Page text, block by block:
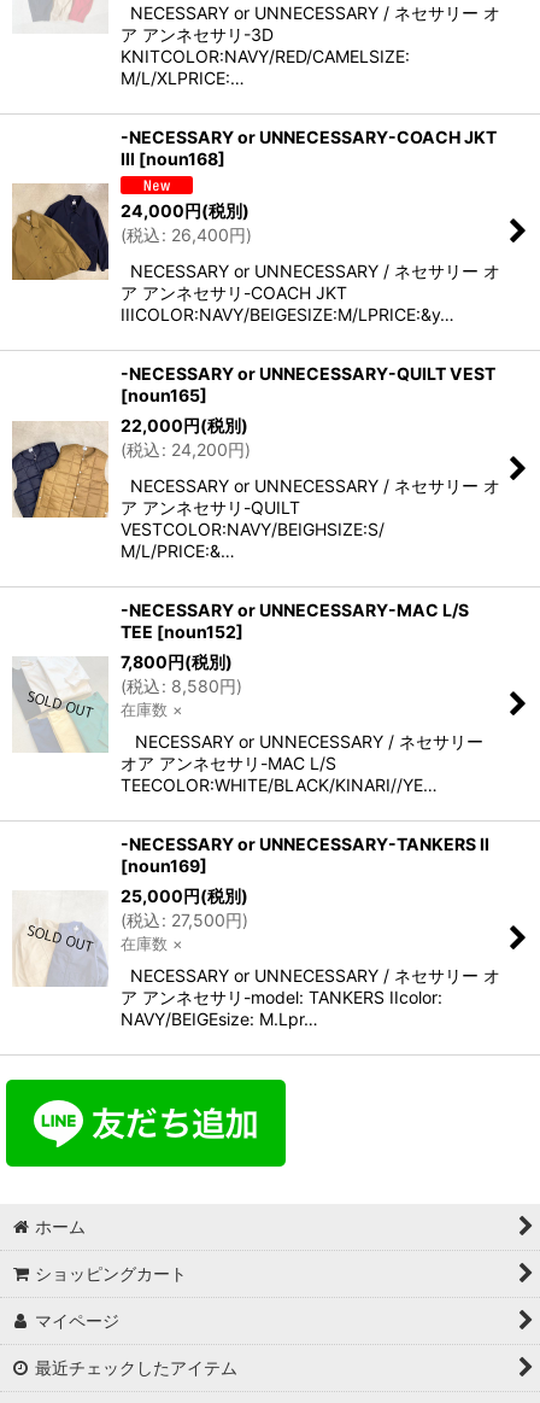
NECESSARY or UNNECESSARY / ネセサリー オ
ア アンネセサリ-3D
KNITCOLOR:NAVY/RED/CAMELSIZE:
M/L/XLPRICE:…
-NECESSARY or UNNECESSARY-COACH JKT
III [noun168]
24,000円(税別)
(税込: 26,400円)
NECESSARY or UNNECESSARY / ネセサリー オ
ア アンネセサリ-COACH JKT
IIICOLOR:NAVY/BEIGESIZE:M/LPRICE:&y…
-NECESSARY or UNNECESSARY-QUILT VEST
[noun165]
22,000円(税別)
(税込: 24,200円)
NECESSARY or UNNECESSARY / ネセサリー オ
ア アンネセサリ-QUILT
VESTCOLOR:NAVY/BEIGHSIZE:S/
M/L/PRICE:&…
-NECESSARY or UNNECESSARY-MAC L/S
TEE [noun152]
7,800円(税別)
(税込: 8,580円)
在庫数 ×
NECESSARY or UNNECESSARY / ネセサリー
オア アンネセサリ-MAC L/S
TEECOLOR:WHITE/BLACK/KINARI//YE…
-NECESSARY or UNNECESSARY-TANKERS II
[noun169]
25,000円(税別)
(税込: 27,500円)
在庫数 ×
NECESSARY or UNNECESSARY / ネセサリー オ
ア アンネセサリ-model: TANKERS IIcolor:
NAVY/BEIGEsize: M.Lpr…
ホーム
ショッピングカート
マイページ
最近チェックしたアイテム